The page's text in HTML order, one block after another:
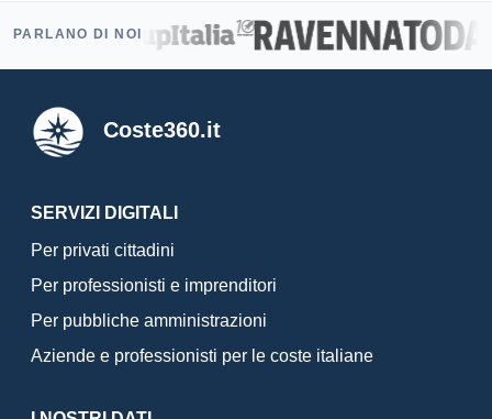
PARLANO DI NOI
Coste360.it
SERVIZI DIGITALI
Per privati cittadini
Per professionisti e imprenditori
Per pubbliche amministrazioni
Aziende e professionisti per le coste italiane